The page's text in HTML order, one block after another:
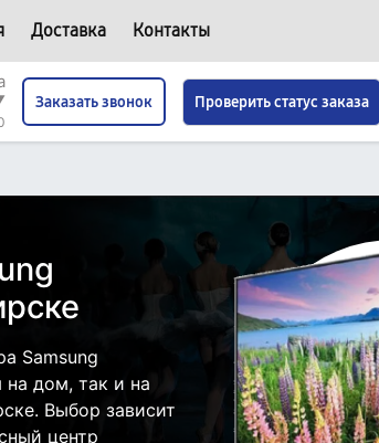
Доставка Контакты
Заказать звонок Проверить статус заказа
Samsung
на дом, так и на
Выбор зависит
центр